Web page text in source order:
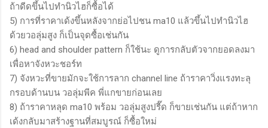
ถ้าดีดขึ้นไปทำนิวไฮก็ซื้อได้
5) การที่ราคาเด้งขึ้นหลังจากย่อไปชน ma10 แล้วขึ้นไปทำนิวไฮ
ด้วยวอลุ่มสูง ก็เป็นจุดซื้อเช่นกัน
6) head and shoulder pattern ก็ใช้นะ ดูการกลับตัวจากยอดลงมา
เพื่อหาจังหวะชอร์ท
7) จังหวะที่ขายมักจะใช้การลาก channel line ถ้าราคาวิ่งแรงทะลุ
กรอบด้านบน วอลุ่มพีค พี่แกขายก่อนเลย
8) ถ้าราคาหลุด ma10 พร้อม วอลุ่มสูงปรี๊ด ก็ขายเช่นกัน แต่ถ้าหาก
เด้งกลับมาสร้างฐานที่สมบูรณ์ ก็ซื้อใหม่